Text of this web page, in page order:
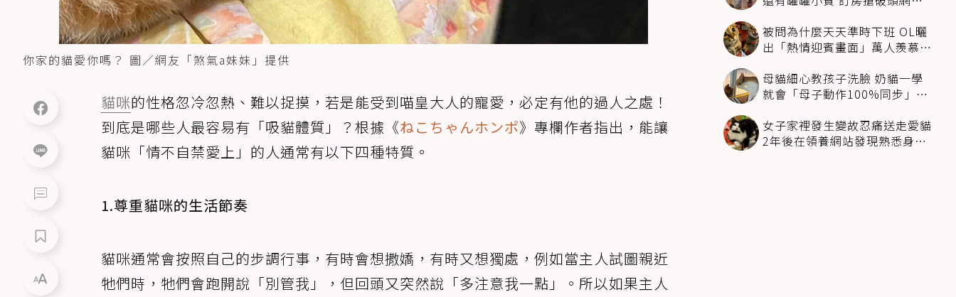
你家的貓愛你嗎？ 圖／網友「煞氣a妹妹」提供
貓咪的性格忽冷忽熱、難以捉摸，若是能受到喵皇大人的寵愛，必定有他的過人之處！
到底是哪些人最容易有「吸貓體質」？根據《ねこちゃんホンポ》專欄作者指出，能讓
貓咪「情不自禁愛上」的人通常有以下四種特質。
1.尊重貓咪的生活節奏
貓咪通常會按照自己的步調行事，有時會想撒嬌，有時又想獨處，例如當主人試圖親近
牠們時，牠們會跑開說「別管我」，但回頭又突然說「多注意我一點」。所以如果主人
被問為什麼天天準時下班 OL曬
出「熱情迎賓畫面」萬人羨慕：
母貓細心教孩子洗臉 奶貓一學
就會「母子動作100%同步」網
女子家裡發生變故忍痛送走愛貓
2年後在領養網站發現熟悉身影